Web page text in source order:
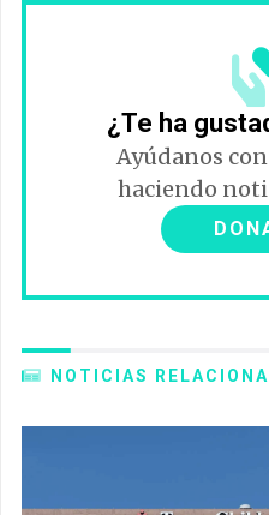
¿Te ha
Ayúdanos
haciendo
NOTICIAS